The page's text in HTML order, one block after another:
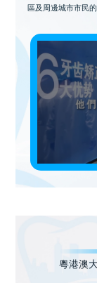
區及周邊城市市民的
粵港澳